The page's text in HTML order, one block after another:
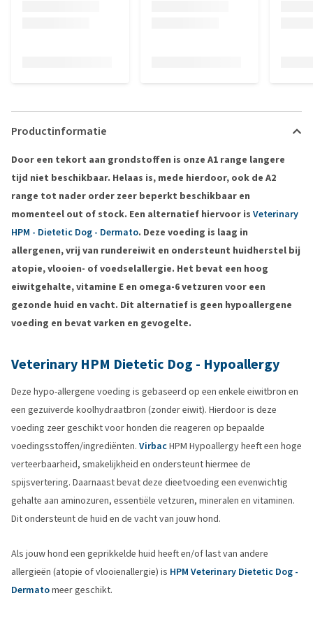
Productinformatie
Door een tekort aan grondstoffen is onze A1 range langere
tijd niet beschikbaar. Helaas is, mede hierdoor, ook de A2
range tot nader order zeer beperkt beschikbaar en
momenteel out of stock. Een alternatief hiervoor is Veterinary
HPM - Dietetic Dog - Dermato. Deze voeding is laag in
allergenen, vrij van rundereiwit en ondersteunt huidherstel bij
atopie, vlooien- of voedselallergie. Het bevat een hoog
eiwitgehalte, vitamine E en omega-6 vetzuren voor een
gezonde huid en vacht. Dit alternatief is geen hypoallergene
voeding en bevat varken en gevogelte.
Veterinary HPM Dietetic Dog - Hypoallergy
Deze hypo-allergene voeding is gebaseerd op een enkele eiwitbron en
een gezuiverde koolhydraatbron (zonder eiwit). Hierdoor is deze
voeding zeer geschikt voor honden die reageren op bepaalde
voedingsstoffen/ingrediënten. VirbacHPM Hypoallergy heeft een hoge
verteerbaarheid, smakelijkheid en ondersteunt hiermee de
spijsvertering. Daarnaast bevat deze dieetvoeding een evenwichtig
gehalte aan aminozuren, essentiële vetzuren, mineralen en vitaminen.
Dit ondersteunt de huid en de vacht van jouw hond.
Als jouw hond een geprikkelde huid heeft en/of last van andere
allergieën (atopie of vlooienallergie) is HPM Veterinary Dietetic Dog -
Dermatomeer geschikt.